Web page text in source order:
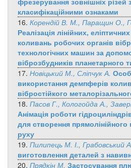
класифікаційними ознаками
16. Корендій В. М., Паращин О.,
Реалізація лінійних,
коливань робочих органів
технологічних машин за
віброзбудників планетарного
17. Новіцький М., Сліпчук А.
використання демпферів
вібростійкого
18. Пасов Г., Кологойда А.,
Анімація роботи
для створення прямолінійного
руху
19. Пилипець М. І., Грабовський
виготовлення деталей з
20. Прядкін М. Застосування